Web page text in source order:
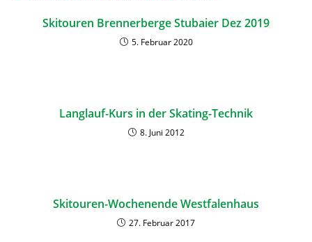
Skitouren Brennerberge Stubaier Dez 2019
5. Februar 2020
Langlauf-Kurs in der Skating-Technik
8. Juni 2012
Skitouren-Wochenende Westfalenhaus
27. Februar 2017